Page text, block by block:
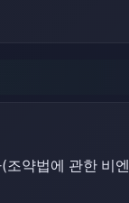
조약법에 관한 비엔